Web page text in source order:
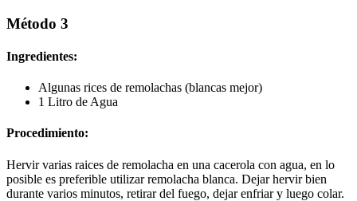
Método 3
Ingredientes:
Algunas rices de remolachas (blancas mejor)
1 Litro de Agua
Procedimiento:
Hervir varias raices de remolacha en una cacerola con agua, en lo
posible es preferible utilizar remolacha blanca. Dejar hervir bien
durante varios minutos, retirar del fuego, dejar enfriar y luego colar.